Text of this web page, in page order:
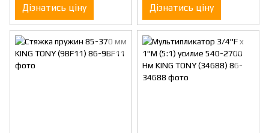
Дізнатись ціну Дізнатись ціну